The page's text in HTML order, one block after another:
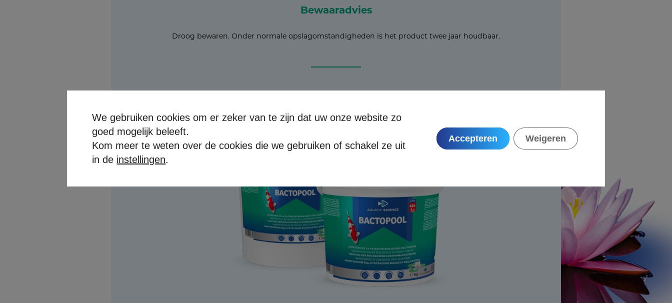
Bewaaradvies
Droog bewaren. Onder normale opslagomstandigheden is het product twee jaar houdbaar.
We gebruiken cookies om er zeker van te zijn dat uw onze website zo
goed mogelijk beleeft.
Kom meer te weten over de cookies die we gebruiken of schakel ze uit
in de instellingen.
Accepteren Weigeren